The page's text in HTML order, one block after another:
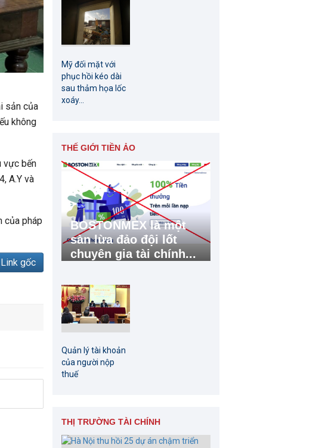
sản của
không
vực bến
A.Y và
của pháp
Link gốc
Mỹ đối mặt với
phục hồi kéo dài
sau thảm họa lốc
xoáy...
THẾ GIỚI TIỀN ẢO
BOSTONMEX là một
sàn lừa đảo đội lốt
chuyên gia tài chính...
Quản lý tài khoản
của người nộp
thuế
THỊ TRƯỜNG TÀI CHÍNH